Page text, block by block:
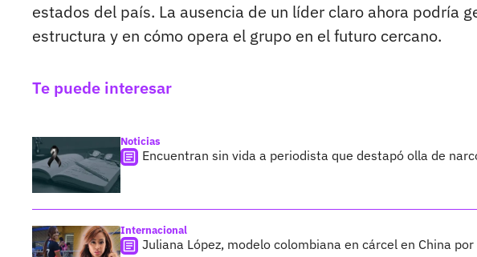
estados del país. La ausencia de un líder claro ahora podría
estructura y en cómo opera el grupo en el futuro cercano.
Te puede interesar
Noticias
Encuentran sin vida a periodista que destapó olla de
Internacional
Juliana López, modelo colombiana en cárcel en China